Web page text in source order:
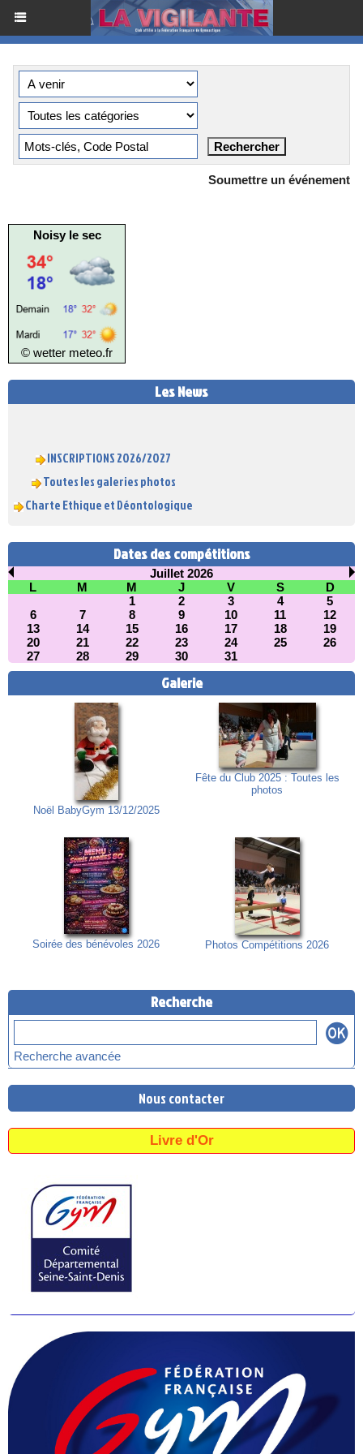
Soumettre un événement
Noisy le sec
© wetter meteo.fr
Les News
INSCRIPTIONS 2026/2027
Toutes les galeries photos
Charte Ethique et Déontologique
Dates des compétitions
Juillet 2026
L
M M J V S
D
1
2 3 4
5
6
7 8 9 10 11
12
13
14 15 16 17 18
19
20
21 22 23 24 25
26
27
28 29 30 31
Galerie
Noël BabyGym 13/12/2025
Fête du Club 2025 : Toutes les
photos
Soirée des bénévoles 2026 Photos Compétitions 2026
Recherche
Recherche avancée
Nous contacter
Livre d'Or